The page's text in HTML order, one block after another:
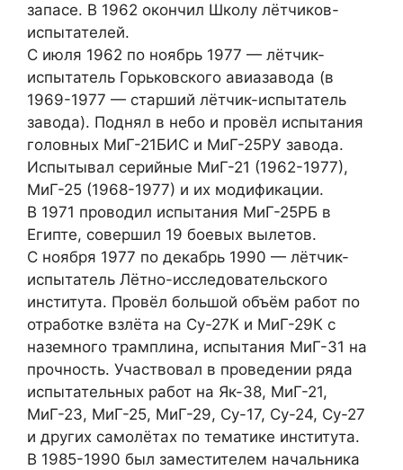
запасе. В 1962 окончил Школу лётчиков-
испытателей.
С июля 1962 по ноябрь 1977 — лётчик-
испытатель Горьковского авиазавода (в
1969-1977 — старший лётчик-испытатель
завода). Поднял в небо и провёл испытания
головных МиГ-21БИС и МиГ-25РУ завода.
Испытывал серийные МиГ-21 (1962-1977),
МиГ-25 (1968-1977) и их модификации.
В 1971 проводил испытания МиГ-25РБ в
Египте, совершил 19 боевых вылетов.
С ноября 1977 по декабрь 1990 — лётчик-
испытатель Лётно-исследовательского
института. Провёл большой объём работ по
отработке взлёта на Су-27К и МиГ-29К с
наземного трамплина, испытания МиГ-31 на
прочность. Участвовал в проведении ряда
испытательных работ на Як-38, МиГ-21,
МиГ-23, МиГ-25, МиГ-29, Су-17, Су-24, Су-27
и других самолётах по тематике института.
В 1985-1990 был заместителем начальника